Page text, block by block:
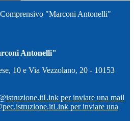
"Marconi Antonelli"
Antonelli"
10 e Via Vezzolano, 20 - 10153
Link per inviare una mail
Link per inviare una